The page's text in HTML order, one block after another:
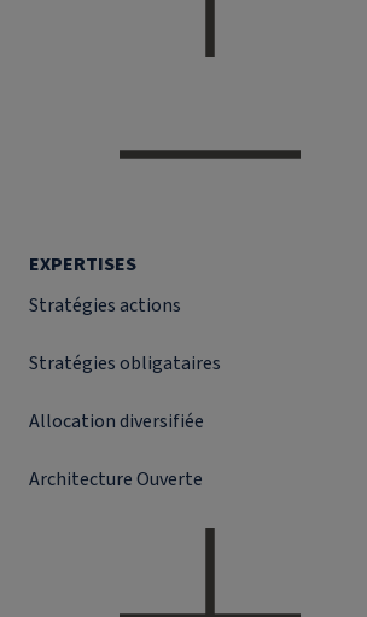
EXPERTISES
Stratégies actions
Stratégies obligataires
Allocation diversifiée
Architecture Ouverte